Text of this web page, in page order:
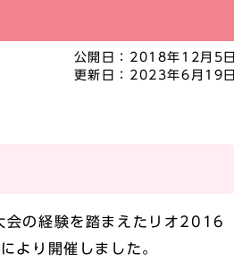
公開日： 2018年12月5日
更新日： 2023年6月19日
会の経験を踏まえたリオ2016
より開催しました。